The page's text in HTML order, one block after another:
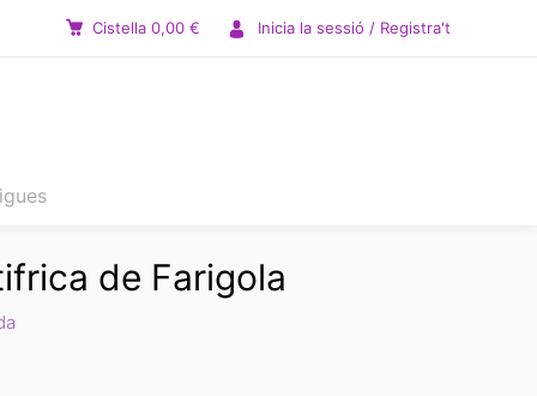
Cistella 0,00 € Inicia la sessió / Registra't
de Farigola